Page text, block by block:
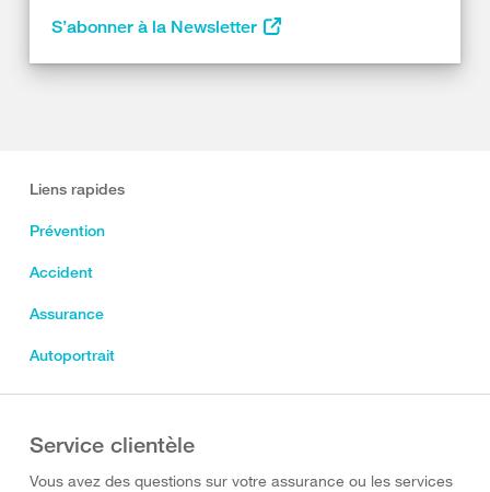
S’abonner à la Newsletter
Liens rapides
Prévention
Accident
Assurance
Autoportrait
Service clientèle
Vous avez des questions sur votre assurance ou les services